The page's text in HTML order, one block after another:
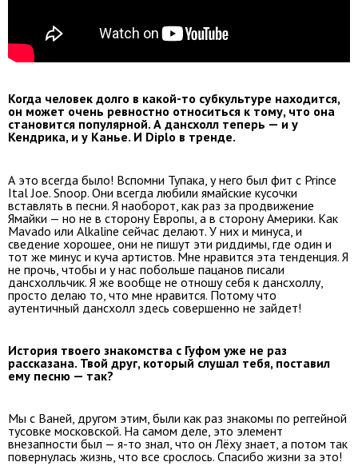
Когда человек долго в какой-то субкультуре находится,
он может очень ревностно относиться к тому, что она
становится популярной. А дансхолл теперь — и у
Кендрика, и у Канье. И Diplo в тренде.
А это всегда было! Вспомни Тупака, у него был фит с Prince
Ital Joe. Snoop. Они всегда любили ямайские кусочки
вставлять в песни. Я наоборот, как раз за продвижение
Ямайки — но не в сторону Европы, а в сторону Америки. Как
Mavado или Alkaline сейчас делают. У них и минуса, и
сведение хорошее, они не пишут эти риддимы, где один и
тот же минус и куча артистов. Мне нравится эта тенденция. Я
не прочь, чтобы и у нас побольше пацанов писали
дансхолльчик. Я же вообще не отношу себя к дансхоллу,
просто делаю то, что мне нравится. Потому что
аутентичный дансхолл здесь совершенно не зайдет!
История твоего знакомства с Гуфом уже не раз
рассказана. Твой друг, который слушал тебя, поставил
ему песню — так?
Мы с Ваней, другом этим, были как раз знакомы по реггейной
тусовке московской. На самом деле, это элемент
внезапности был — я-то знал, что он Лёху знает, а потом так
повернулась жизнь, что все срослось. Спасибо жизни за это!